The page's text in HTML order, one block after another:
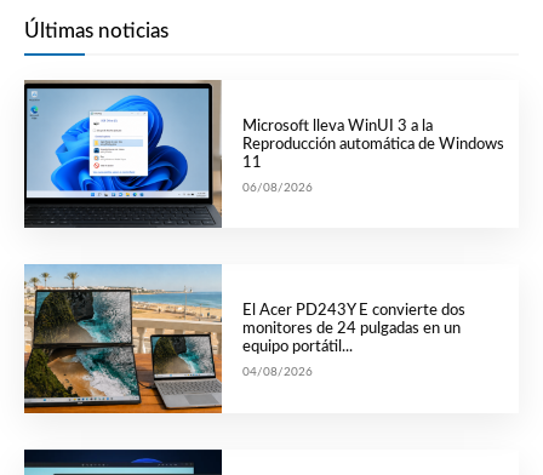
Últimas noticias
Microsoft lleva WinUI 3 a la
Reproducción automática de Windows
11
06/08/2026
El Acer PD243Y E convierte dos
monitores de 24 pulgadas en un
equipo portátil...
04/08/2026